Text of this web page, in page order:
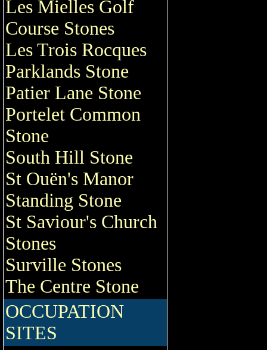
Les Mielles Golf
Course Stones
Les Trois Rocques
Parklands Stone
Patier Lane Stone
Portelet Common
Stone
South Hill Stone
St Ouën's Manor
Standing Stone
St Saviour's Church
Stones
Surville Stones
The Centre Stone
OCCUPATION
SITES